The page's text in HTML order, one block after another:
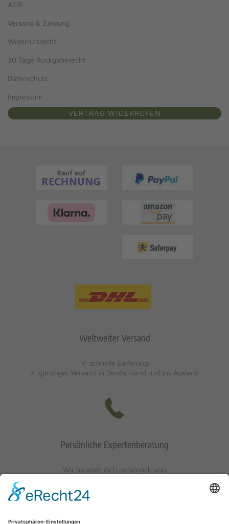
AGB
Versand & Zahlung
Widerrufsrecht
30 Tage Rückgaberecht
Datenschutz
Impressum
VERTRAG WIDERRUFEN
Weltweiter Versand
✓ schnelle Lieferung
✓ günstiger Versand in Deutschland und ins Ausland
Persönliche Expertenberatung
Wir beraten dich persönlich von
0621/405401-10